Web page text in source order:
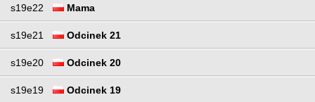
s19e22 Mama
s19e21 Odcinek 21
s19e20 Odcinek 20
s19e19 Odcinek 19